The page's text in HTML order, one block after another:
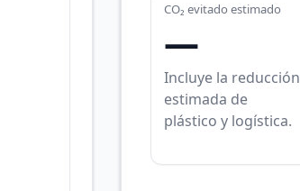
CO₂ evitado estimado
—
Incluye la reducción
estimada de
plástico y logística.